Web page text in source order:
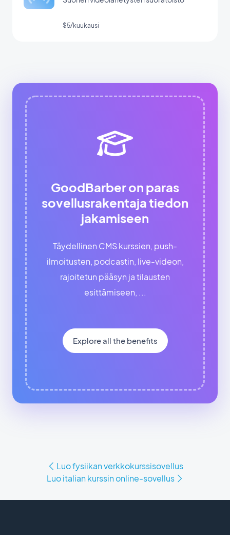
$5/kuukausi
GoodBarber on paras
sovellusrakentaja tiedon
jakamiseen
Täydellinen CMS kurssien, push-
ilmoitusten, podcastin, live-videon,
rajoitetun pääsyn ja tilausten
esittämiseen, ...
Explore all the benefits
Luo fysiikan verkkokurssisovellus
Luo italian kurssin online-sovellus